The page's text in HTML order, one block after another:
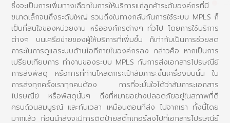
ซึ่งจะเป็นการเพิ่มทางเลือกในการให้บริการแก่ลูกค้าระดับองค์กรที่มี
ขนาดเล็กจนถึงระดับใหญ่ รวมถึงในทางกลับกันการใช้ระบบ MPLS ก็
เป็นที่สนใจของหน่วยงาน หรือองค์กรต่างๆ ทั่วไป โดยการใช้บริการ
ต่างๆ บนเครือข่ายของผู้ให้บริการที่เพิ่มขึ้น ก็เท่ากับเป็นการช่วยลด
ภาระในการดูแลระบบด้านไอทีภายในองค์กรลง กล่าวคือ หากเป็นการ
เปรียบเทียบการ ทำงานของระบบ MPLS กับการส่งเอกสารไปรษณีย์
การส่งพัสดุ หรือการที่ท่านโหลดกระเป๋าสัมภาระขึ้นเครื่องบินนั้น ใน
การส่งทุกครั้งเราทุกคนต้อง การที่จะมั่นใจได้ว่าสัมภาระเอกสาร
ไปรษณีย์ หรือพัสดุนั้นๆ ถึงที่หมายอย่างปลอดภัยอยู่ในสภาพที่ดี
ครบถ้วนสมบูรณ์ และทันเวลา เหมือนตอนที่ส่ง ไปจากเรา ทั้งนี้โดย
มากแล้ว ก่อนนำส่งจะมีการติดป้ายสติ๊กเกอร์ลงไปที่เอกสารไปรษณีย์